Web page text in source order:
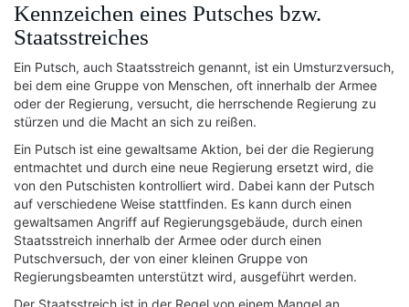
Kennzeichen eines Putsches bzw.
Staatsstreiches
Ein Putsch, auch Staatsstreich genannt, ist ein Umsturzversuch,
bei dem eine Gruppe von Menschen, oft innerhalb der Armee
oder der Regierung, versucht, die herrschende Regierung zu
stürzen und die Macht an sich zu reißen.
Ein Putsch ist eine gewaltsame Aktion, bei der die Regierung
entmachtet und durch eine neue Regierung ersetzt wird, die
von den Putschisten kontrolliert wird. Dabei kann der Putsch
auf verschiedene Weise stattfinden. Es kann durch einen
gewaltsamen Angriff auf Regierungsgebäude, durch einen
Staatsstreich innerhalb der Armee oder durch einen
Putschversuch, der von einer kleinen Gruppe von
Regierungsbeamten unterstützt wird, ausgeführt werden.
Der Staatsstreich ist in der Regel von einem Mangel an